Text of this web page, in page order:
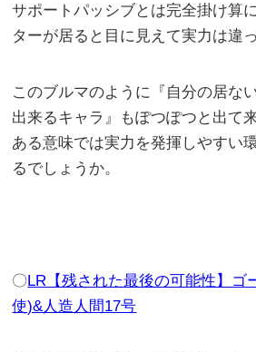
サポートパッシブとは完全掛け算
ターが居ると目に見えて実力は違
このブルマのように『自分の居な
出来るキャラ』もぽつぽつと出て
ある意味では実力を発揮しやすい
るでしょうか。
〇LR【残された最後の可能性】ゴ
使)&人造人間17号